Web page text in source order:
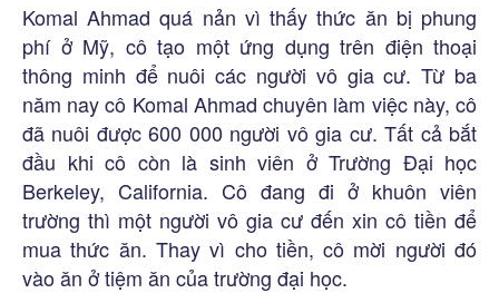
Komal Ahmad quá nản vì thấy thức ăn bị phung
phí ở Mỹ, cô tạo một ứng dụng trên điện thoại
thông minh để nuôi các người vô gia cư. Từ ba
năm nay cô Komal Ahmad chuyên làm việc này, cô
đã nuôi được 600 000 người vô gia cư. Tất cả bắt
đầu khi cô còn là sinh viên ở Trường Đại học
Berkeley, California. Cô đang đi ở khuôn viên
trường thì một người vô gia cư đến xin cô tiền để
mua thức ăn. Thay vì cho tiền, cô mời người đó
vào ăn ở tiệm ăn của trường đại học.